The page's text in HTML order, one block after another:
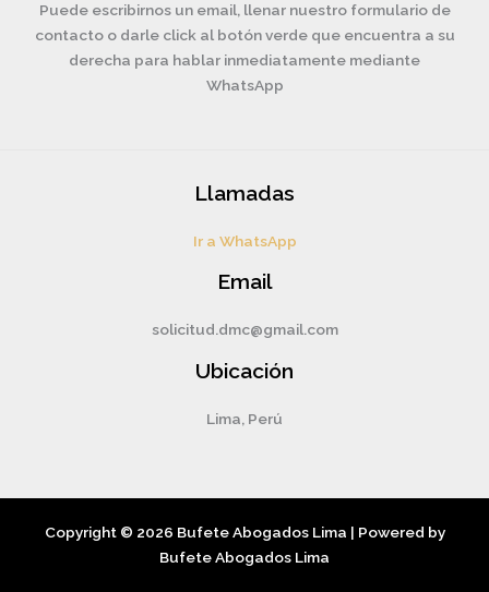
Puede escribirnos un email, llenar nuestro formulario de
contacto o darle click al botón verde que encuentra a su
derecha para hablar inmediatamente mediante
WhatsApp
Llamadas
Ir a WhatsApp
Email
solicitud.dmc@gmail.com
Ubicación
Lima, Perú
Copyright © 2026 Bufete Abogados Lima | Powered by
Bufete Abogados Lima